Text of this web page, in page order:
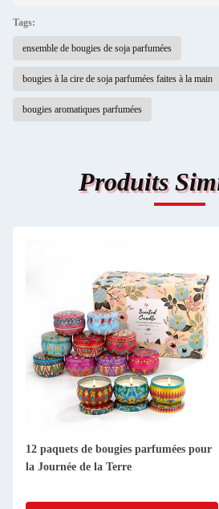
Tags:
ensemble de bougies de soja parfumées
bougies à la cire de soja parfumées faites à la main
bougies aromatiques parfumées
Produits
12 paquets de bougies parfumées pour
la Journée de la Terre